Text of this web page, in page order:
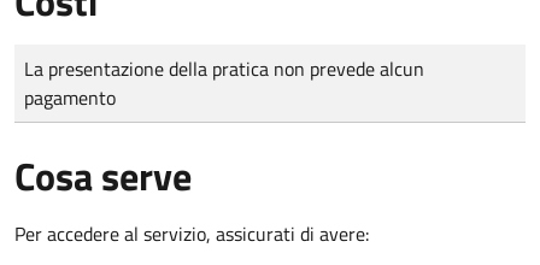
Tipo di pagamento
Importo
La presentazione della pratica non prevede alcun
pagamento
Cosa serve
Per accedere al servizio, assicurati di avere: